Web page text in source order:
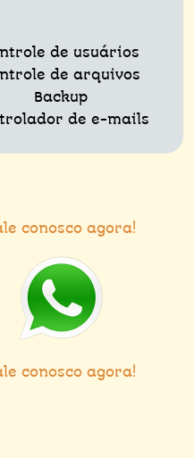
de usuários
de arquivos
Backup
de e-mails
conosco agora!
conosco agora!